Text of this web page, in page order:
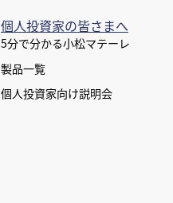
個人投資家の皆さまへ
5分で分かる小松マテーレ
製品一覧
個人投資家向け説明会